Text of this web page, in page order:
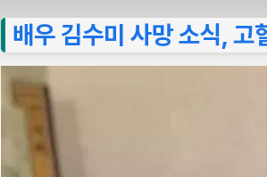
배우 김수미 사망 소식, 고